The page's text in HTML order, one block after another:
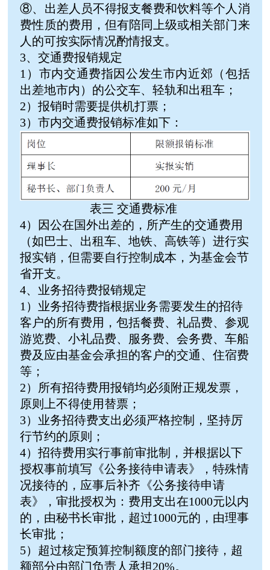
⑧、出差人员不得报支餐费和饮料等个人消
费性质的费用，但有陪同上级或相关部门来
人的可按实际情况酌情报支。
3、交通费报销规定
1）市内交通费指因公发生市内近郊（包括
出差地市内）的公交车、轻轨和出租车；
2）报销时需要提供机打票；
3）市内交通费报销标准如下：
表三 交通费标准
4）因公在国外出差的，所产生的交通费用
（如巴士、出租车、地铁、高铁等）进行实
报实销，但需要自行控制成本，为基金会节
省开支。
4、业务招待费报销规定
1）业务招待费指根据业务需要发生的招待
客户的所有费用，包括餐费、礼品费、参观
游览费、小礼品费、服务费、会务费、车船
费及应由基金会承担的客户的交通、住宿费
等；
2）所有招待费用报销均必须附正规发票，
原则上不得使用替票；
3）业务招待费支出必须严格控制，坚持厉
行节约的原则；
4）招待费用实行事前审批制，并根据以下
授权事前填写《公务接待申请表》，特殊情
况接待的，应事后补齐《公务接待申请
表》，审批授权为：费用支出在1000元以内
的，由秘书长审批，超过1000元的，由理事
长审批；
5）超过核定预算控制额度的部门接待，超
额部分由部门负责人承担20%。